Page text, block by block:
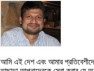
আমি এই দেশ এবং আমার